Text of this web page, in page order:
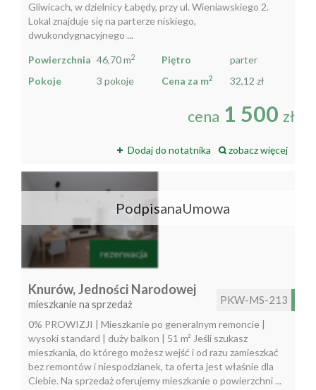
Gliwicach, w dzielnicy Łabędy, przy ul. Wieniawskiego 2.
Lokal znajduje się na parterze niskiego,
dwukondygnacyjnego ...
Powierzchnia 46,70 m2 Piętro
parter
Pokoje
3 pokoje Cena za m2 32,12 zł
cena 1 500 zł
Dodaj do notatnika zobacz więcej
rezerwacja
PodpisanaUmowa
Knurów,Jedności Narodowej
mieszkanie na sprzedaż PKW-MS-213
0% PROWIZJI | Mieszkanie po generalnym remoncie |
wysoki standard | duży balkon | 51 m² Jeśli szukasz
mieszkania, do którego możesz wejść i od razu zamieszkać
bez remontów i niespodzianek, ta oferta jest właśnie dla
Ciebie. Na sprzedaż oferujemy mieszkanie o powierzchni ...